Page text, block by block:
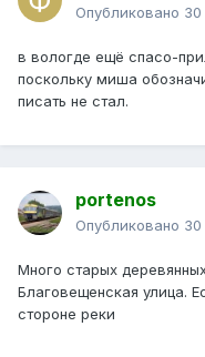
Опубликовано
в вологде ещё спасо-
поскольку миша
писать не стал.
portenos
Опубликовано
Много старых
Благовещенская улица.
стороне реки